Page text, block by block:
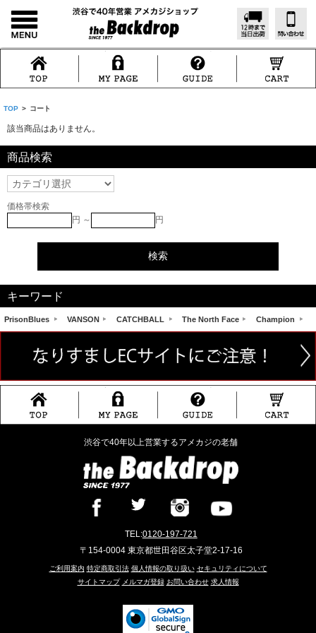
TOP > コート
該当商品はありません。
商品検索
価格帯検索
円 ～
円
キーワード
PrisonBlues VANSON CATCHBALL The North Face Champion
渋谷で40年以上営業するアメカジの老舗
TEL:0120-197-721
〒154-0004 東京都世田谷区太子堂2-17-16
ご利用案内 特定商取引法 個人情報の取り扱い セキュリティについて
サイトマップ メルマガ登録 お問い合わせ 求人情報